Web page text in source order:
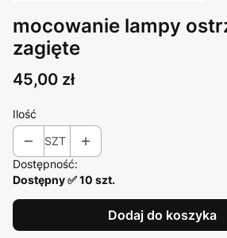
mocowanie lampy
zagięte
Cena
45,00 zł
Ilość
SZT
Dostępność:
Dostępny ✅ 10 szt.
Dodaj do koszyka